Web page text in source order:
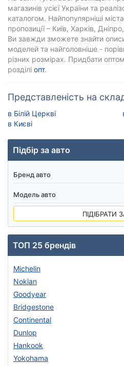
магазинів усієї України та
каталогом. Найпопулярніші
пропозиції – Київ, Харків,
Ви завжди зможете знайти
моделей та найголовніше -
різних розмірах. Придбати
розділі опт.
Представленість на
в Білій Церкві
в Києві
Підбір за авто
ПІДІБРАТИ
ТОП 25 брендів
Michelin
Nokian
Goodyear
Bridgestone
Continental
Dunlop
Hankook
Yokohama